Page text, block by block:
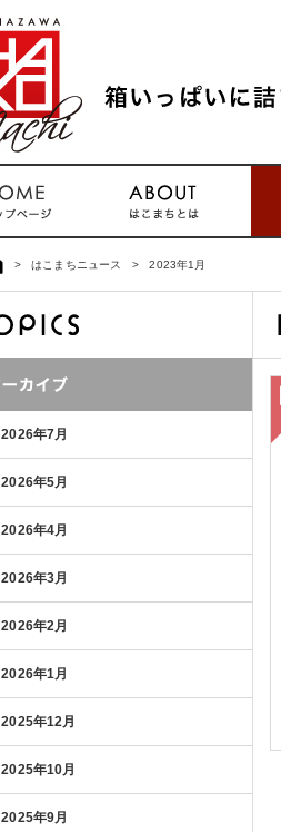
> はこまちニュース > 2023年1月
2026年7月
2026年5月
2026年4月
2026年3月
2026年2月
2026年1月
2025年12月
2025年10月
2025年9月